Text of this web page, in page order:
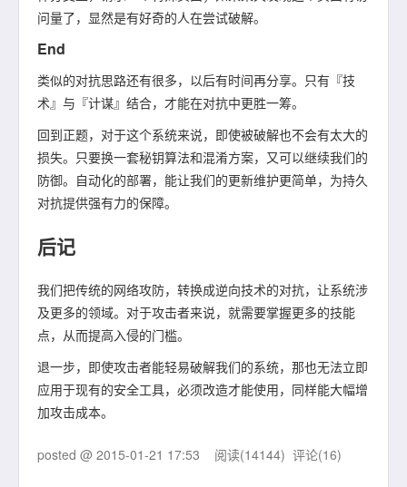
问量了，显然是有好奇的人在尝试破解。
End
类似的对抗思路还有很多，以后有时间再分享。只有『技
术』与『计谋』结合，才能在对抗中更胜一筹。
回到正题，对于这个系统来说，即使被破解也不会有太大的
损失。只要换一套秘钥算法和混淆方案，又可以继续我们的
防御。自动化的部署，能让我们的更新维护更简单，为持久
对抗提供强有力的保障。
后记
我们把传统的网络攻防，转换成逆向技术的对抗，让系统涉
及更多的领域。对于攻击者来说，就需要掌握更多的技能
点，从而提高入侵的门槛。
退一步，即使攻击者能轻易破解我们的系统，那也无法立即
应用于现有的安全工具，必须改造才能使用，同样能大幅增
加攻击成本。
posted @ 2015-01-21 17:53 阅读(14144) 评论(16)